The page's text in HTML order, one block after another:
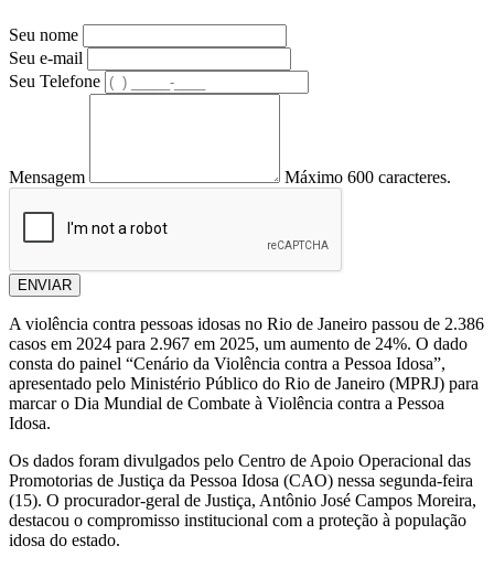
Seu nome
Seu e-mail
Seu Telefone
Mensagem Máximo 600 caracteres.
ENVIAR
A violência contra pessoas idosas no Rio de Janeiro passou de 2.386
casos em 2024 para 2.967 em 2025, um aumento de 24%. O dado
consta do painel “Cenário da Violência contra a Pessoa Idosa”,
apresentado pelo Ministério Público do Rio de Janeiro (MPRJ) para
marcar o Dia Mundial de Combate à Violência contra a Pessoa
Idosa.
Os dados foram divulgados pelo Centro de Apoio Operacional das
Promotorias de Justiça da Pessoa Idosa (CAO) nessa segunda-feira
(15). O procurador-geral de Justiça, Antônio José Campos Moreira,
destacou o compromisso institucional com a proteção à população
idosa do estado.